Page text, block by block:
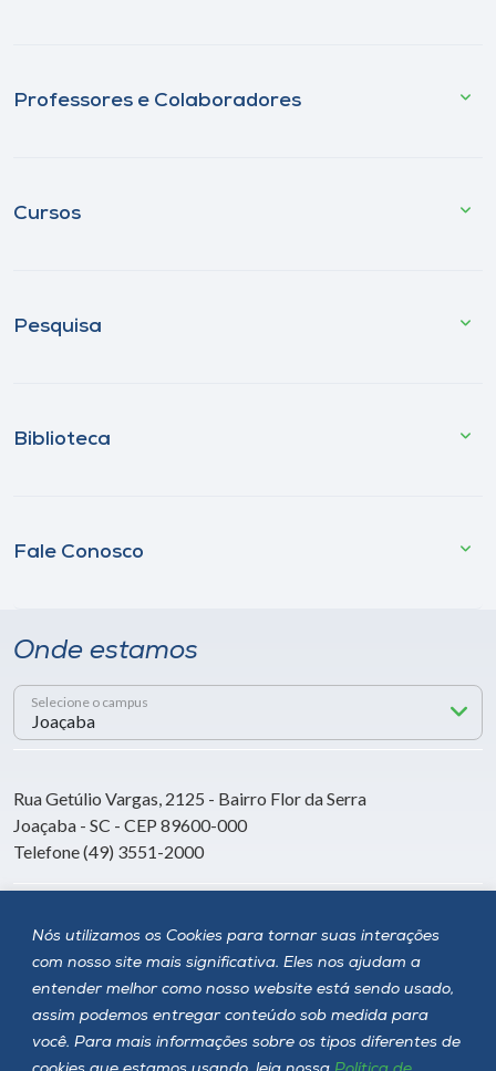
Nós utilizamos os Cookies para tornar suas interações
com nosso site mais significativa. Eles nos ajudam a
entender melhor como nosso website está sendo usado,
assim podemos entregar conteúdo sob medida para
você. Para mais informações sobre os tipos diferentes de
Professores e Colaboradores
Cursos
Pesquisa
Biblioteca
Fale Conosco
Onde estamos
Selecione o campus
Rua Getúlio Vargas, 2125 - Bairro Flor da Serra
Joaçaba - SC - CEP 89600-000
Telefone (49) 3551-2000
Siga a Unoesc